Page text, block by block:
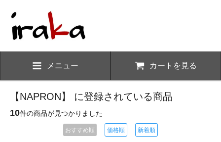
メニュー カートを見る
【NAPRON】 に登録されている商品
10件の商品が見つかりました
おすすめ順 価格順 新着順